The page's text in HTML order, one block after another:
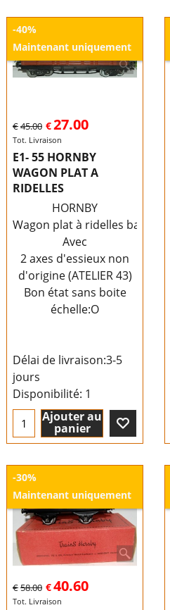
-40%
Maintenant uniquement
€45.00 €27.00
Tot. Livraison
E1- 55 HORNBY
WAGON PLAT A
RIDELLES
HORNBY
Wagon plat à ridelles basses
Avec
2 axes d'essieux non
d'origine (ATELIER 43)
Bon état sans boite
échelle:O
Délai de livraison:3-5
jours
Disponibilité: 1
Ajouter au
panier
-30%
Maintenant uniquement
€58.00 €40.60
Tot. Livraison